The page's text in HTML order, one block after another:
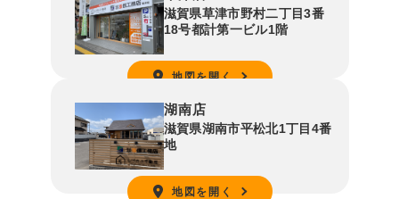
滋賀県草津市野村二丁目3番
18号都計第一ビル1階
地図を開く
湖南店
滋賀県湖南市平松北1丁目4番
地
地図を開く